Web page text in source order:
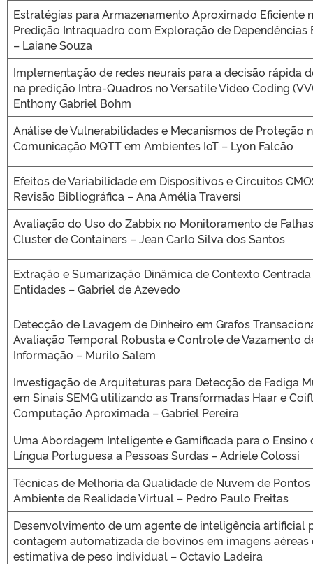
Estratégias para Armazenamento Aproximado Eficiente
Predição Intraquadro com Exploração de Dependências
– Laiane Souza
Implementação de redes neurais para a decisão rápida
na predição Intra-Quadros no Versatile Video Coding
Enthony Gabriel Bohm
Análise de Vulnerabilidades e Mecanismos de Proteção
Comunicação MQTT em Ambientes IoT – Lyon Falcão
Efeitos de Variabilidade em Dispositivos e Circuitos
Revisão Bibliográfica – Ana Amélia Traversi
Avaliação do Uso do Zabbix no Monitoramento de
Cluster de Containers – Jean Carlo Silva dos Santos
Extração e Sumarização Dinâmica de Contexto
Entidades – Gabriel de Azevedo
Detecção de Lavagem de Dinheiro em Grafos
Avaliação Temporal Robusta e Controle de Vazamento
Informação – Murilo Salem
Investigação de Arquiteturas para Detecção de Fadiga
em Sinais SEMG utilizando as Transformadas Haar e
Computação Aproximada – Gabriel Pereira
Uma Abordagem Inteligente e Gamificada para o Ensino
Língua Portuguesa a Pessoas Surdas – Adriele Colossi
Técnicas de Melhoria da Qualidade de Nuvem de
Ambiente de Realidade Virtual – Pedro Paulo Freitas
Desenvolvimento de um agente de inteligência artificial
contagem automatizada de bovinos em imagens aéreas
estimativa de peso individual – Octavio Ladeira